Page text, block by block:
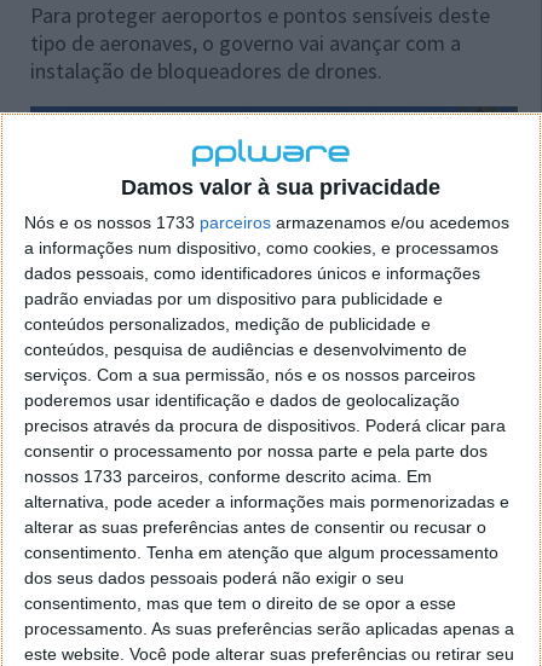
Damos valor à sua privacidade
Nós e os nossos 1733 parceiros armazenamos e/ou acedemos
a informações num dispositivo, como cookies, e processamos
dados pessoais, como identificadores únicos e informações
padrão enviadas por um dispositivo para publicidade e
conteúdos personalizados, medição de publicidade e
conteúdos, pesquisa de audiências e desenvolvimento de
serviços. Com a sua permissão, nós e os nossos parceiros
poderemos usar identificação e dados de geolocalização
precisos através da procura de dispositivos. Poderá clicar para
consentir o processamento por nossa parte e pela parte dos
nossos 1733 parceiros, conforme descrito acima. Em
alternativa, pode aceder a informações mais pormenorizadas e
alterar as suas preferências antes de consentir ou recusar o
consentimento. Tenha em atenção que algum processamento
dos seus dados pessoais poderá não exigir o seu
consentimento, mas que tem o direito de se opor a esse
processamento. As suas preferências serão aplicadas apenas a
este website. Você pode alterar suas preferências ou retirar seu
Para proteger aeroportos e pontos sensíveis deste
tipo de aeronaves, o governo vai avançar com a
instalação de bloqueadores de drones.